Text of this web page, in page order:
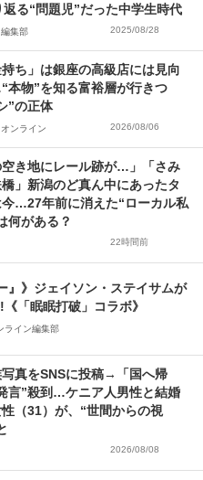
返る“問題児”だった中学生時代
編集部 2025/08/28
持ち」は銀座の高級店には見向
本物”を知る富裕層が行きつ
”の正体
ンライン 2026/08/06
空き地にレール跡が…」「さみ
」新潟のど真ん中にあったタ
今…27年前に消えた“ローカル私
何がある？
22時間前
』》ジェイソン・ステイサムが
「眠眠打破」コラボ》
ライン編集部
写真をSNSに投稿→「国へ帰
言”殺到…ケニア人男性と結婚
（31）が、“世間からの視
2026/08/08